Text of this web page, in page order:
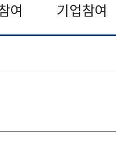
여 기업참여